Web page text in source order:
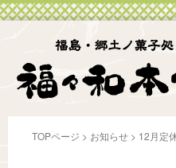
TOPページ > お知らせ > 12月定